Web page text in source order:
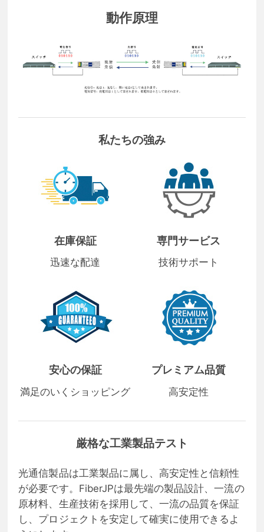
動作原理
私たちの強み
在庫保証
迅速な配達
専門サービス
技術サポート
安心の保証
満足のいくショッピング
プレミアム品質
高安定性
厳格な工業製品テスト
光通信製品は工業製品に属し、高安定性と信頼性
が必要です。FiberJPは最先端の製品設計、一流の
原材料、生産技術を採用して、一流の品質を保証
し、プロジェクトを安定して確実に使用できるよ